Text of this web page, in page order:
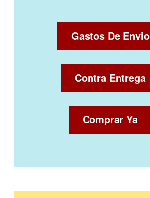
Gastos De Envio
Contra Entrega
Comprar Ya